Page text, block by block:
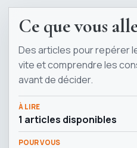
Ce que vous
Des articles pour repérer
vite et comprendre les
avant de décider.
À LIRE
1 articles disponibles
POUR VOUS